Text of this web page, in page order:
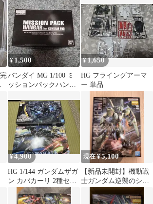
¥1,500
バンダイ MG 1/100 ミ
ッションパックハンガ
¥1,650
HG フライングアーマ
ー 単品
¥4,900
HG 1/144 ガンダムザガ
ン カバカーリ 2種セッ
現在 ¥5,100
【新品未開封】機動戦
士ガンダム逆襲のシャ
ア ガンプラ MGジェ
ガン